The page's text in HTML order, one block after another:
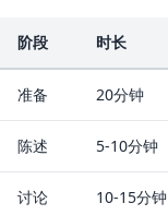
阶段 时长
准备 20分钟
陈述 5-10分钟
讨论 10-15分钟